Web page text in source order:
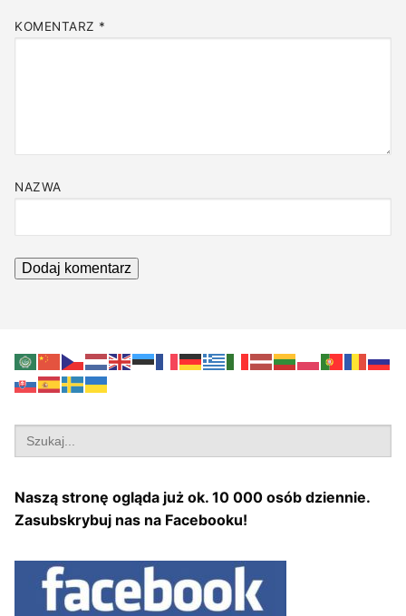
KOMENTARZ *
NAZWA
Search
for:
Naszą stronę ogląda już ok. 10 000 osób dziennie.
Zasubskrybuj nas na Facebooku!